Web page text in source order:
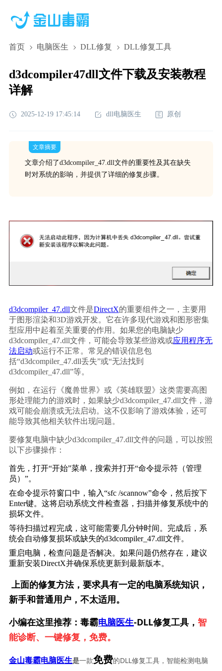
首页 电脑医生 DLL修复 DLL修复工具
d3dcompiler47dll文件下载及安装教程
详解
2025-12-19 17:45:14 dll电脑医生 原创
文章摘要
文章介绍了d3dcompiler_47.dll文件的重要性及其在缺失
时对系统的影响，并提供了详细的修复步骤。
d3dcompiler_47.dll文件是DirectX的重要组件之一，主要用
于图形渲染和3D游戏开发。它在许多现代游戏和图形密集
型应用中起着至关重要的作用。如果您的电脑缺少
d3dcompiler_47.dll文件，可能会导致某些游戏或应用程序无
法启动或运行不正常。常见的错误信息包
括“d3dcompiler_47.dll丢失”或“无法找到
d3dcompiler_47.dll”等。
例如，在运行《魔兽世界》或《英雄联盟》这类需要高图
形处理能力的游戏时，如果缺少d3dcompiler_47.dll文件，游
戏可能会崩溃或无法启动。这不仅影响了游戏体验，还可
能导致其他相关软件出现问题。
要修复电脑中缺少d3dcompiler_47.dll文件的问题，可以按照
以下步骤操作：
首先，打开“开始”菜单，搜索并打开“命令提示符（管理
员）”。
在命令提示符窗口中，输入“sfc /scannow”命令，然后按下
Enter键。这将启动系统文件检查器，扫描并修复系统中的
损坏文件。
等待扫描过程完成，这可能需要几分钟时间。完成后，系
统会自动修复损坏或缺失的d3dcompiler_47.dll文件。
重启电脑，检查问题是否解决。如果问题仍然存在，建议
重新安装DirectX并确保系统更新到最新版本。
上面的修复方法，要求具有一定的电脑系统知识，
新手和普通用户，不太适用。
小编在这里推荐：毒霸电脑医生-DLL修复工具， 智
能诊断、一键修复，免费。
金山毒霸电脑医生是一款免费的DLL修复工具，智能检测电脑